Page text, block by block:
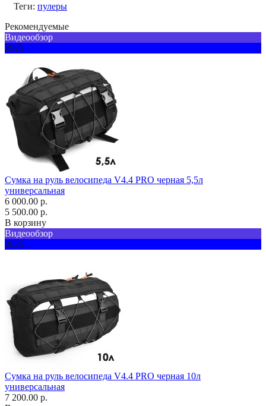
Теги: пулеры
Рекомендуемые
Видеообзор
2025
Сумка на руль велосипеда V4.4 PRO черная 5,5л
универсальная
6 000.00 р.
5 500.00 р.
В корзину
Видеообзор
2025
Сумка на руль велосипеда V4.4 PRO черная 10л
универсальная
7 200.00 р.